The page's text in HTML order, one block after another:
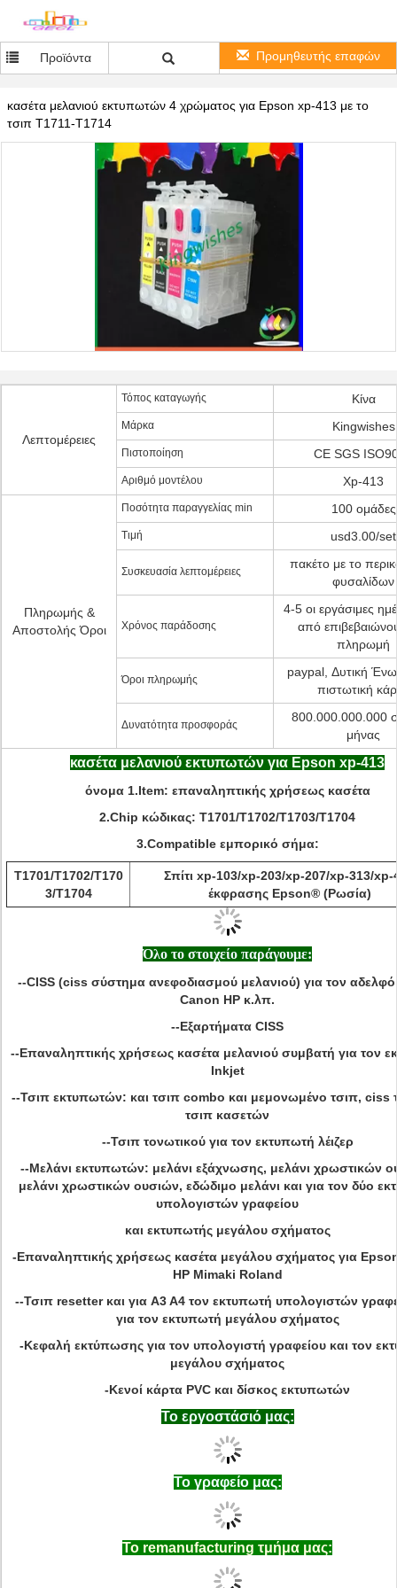
Προϊόντα Προμηθευτής επαφών
κασέτα μελανιού εκτυπωτών 4 χρώματος για Epson xp-413 με το
τσιπ T1711-T1714
Λεπτομέρειες
Τόπος καταγωγής Κίνα
Μάρκα Kingwishes
Πιστοποίηση CE SGS
Αριθμό μοντέλου Xp-413
Πληρωμής &
Αποστολής Όροι
Ποσότητα παραγγελίας min 100 ομάδες
Τιμή usd3.00/set
Συσκευασία λεπτομέρειες
πακέτο με το
φυσαλίδων
Χρόνος παράδοσης
4-5 οι εργάσιμες
από
πληρωμή
Όροι πληρωμής
paypal, Δυτική
πιστωτική
Δυνατότητα προσφοράς
800.000.000.000
μήνας
κασέτα μελανιού εκτυπωτών για Epson xp-413
όνομα 1.Item: επαναληπτικής χρήσεως κασέτα
2.Chip κώδικας: T1701/T1702/T1703/T1704
3.Compatible εμπορικό σήμα:
T1701/T1702/T170
3/T1704
Σπίτι xp-103/xp-203/xp-207/xp-313/xp-
έκφρασης Epson® (Ρωσία)
Όλο το στοιχείο παράγουμε:
--CISS (ciss σύστημα ανεφοδιασμού μελανιού) για τον
Canon HP κ.λπ.
--Εξαρτήματα CISS
--Επαναληπτικής χρήσεως κασέτα μελανιού συμβατή για τον
Inkjet
--Τσιπ εκτυπωτών: και τσιπ combo και μεμονωμένο τσιπ, ciss
τσιπ κασετών
--Τσιπ τονωτικού για τον εκτυπωτή λέιζερ
--Μελάνι εκτυπωτών: μελάνι εξάχνωσης, μελάνι χρωστικών
μελάνι χρωστικών ουσιών, εδώδιμο μελάνι και για τον δύο
υπολογιστών γραφείου
και εκτυπωτής μεγάλου σχήματος
-Επαναληπτικής χρήσεως κασέτα μεγάλου σχήματος για
HP Mimaki Roland
--Τσιπ resetter και για A3 A4 τον εκτυπωτή υπολογιστών
για τον εκτυπωτή μεγάλου σχήματος
-Κεφαλή εκτύπωσης για τον υπολογιστή γραφείου και τον
μεγάλου σχήματος
-Κενοί κάρτα PVC και δίσκος εκτυπωτών
Το εργοστάσιό μας:
Το γραφείο μας:
Το remanufacturing τμήμα μας: